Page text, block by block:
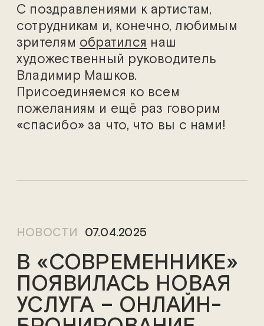
С поздравлениями к артистам,
сотрудникам и, конечно, любимым
зрителям обратился наш
художественный руководитель
Владимир Машков.
Присоединяемся ко всем
пожеланиям и ещё раз говорим
«спасибо» за что, что вы с нами!
НОВОСТИ 07.04.2025
В «СОВРЕМЕННИКЕ»
ПОЯВИЛАСЬ НОВАЯ
УСЛУГА – ОНЛАЙН-